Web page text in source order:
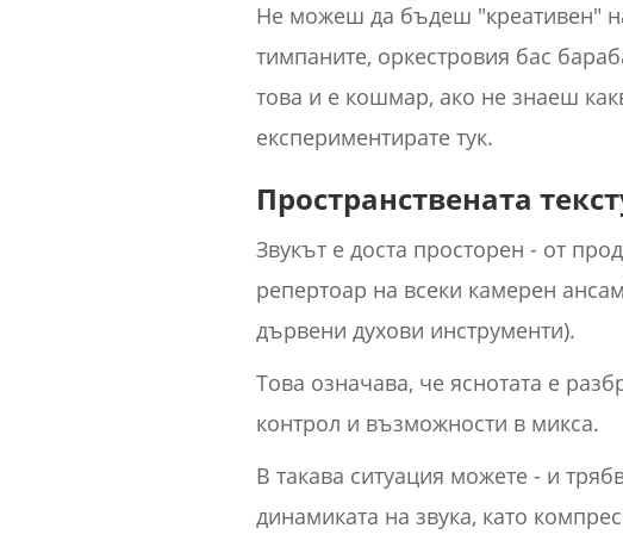
Не можеш да бъдеш "креативен"
тимпаните, оркестровия бас
това и е кошмар, ако не знаеш
експериментирате тук.
Пространствената
Звукът е доста просторен - от
репертоар на всеки камерен
дървени духови инструменти).
Това означава, че яснотата е
контрол и възможности в микса.
В такава ситуация можете - и
динамиката на звука, като